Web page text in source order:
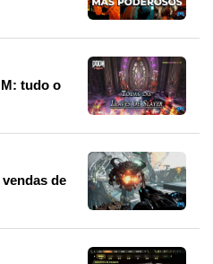
tudo o
de